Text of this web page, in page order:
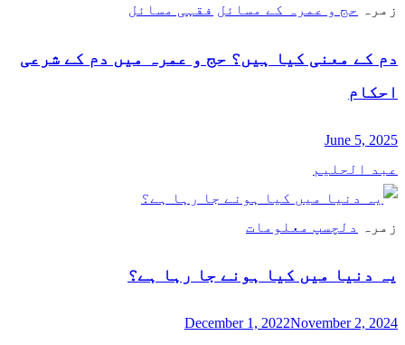
زمرہ
حج و عمرہ کے مسائل فقہی مسائل
دم کے معنی کیا ہیں؟ حج و عمرہ میں دم کے شرعی
احکام
June 5, 2025
عبد الحلیم
زمرہ دلچسپ معلومات
یہ دنیا میں کیا ہونے جا رہا ہے‌؟
December 1, 2022November 2, 2024